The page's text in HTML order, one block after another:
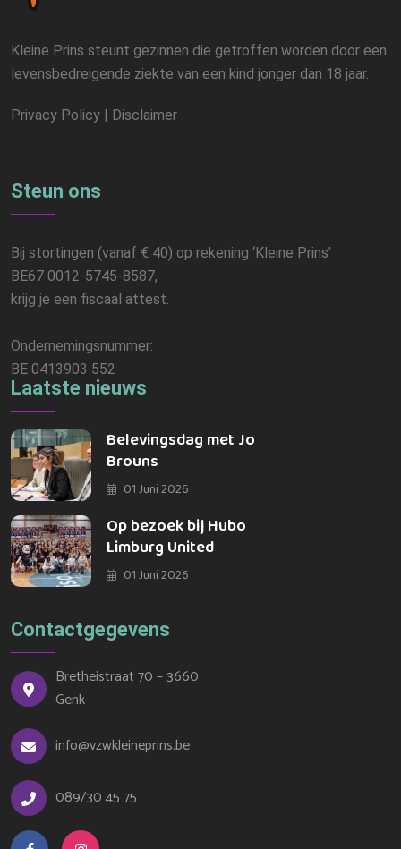
Kleine Prins steunt gezinnen die getroffen worden door een
levensbedreigende ziekte van een kind jonger dan 18 jaar.
Privacy Policy | Disclaimer
Steun ons
Bij stortingen (vanaf € 40) op rekening ‘Kleine Prins’
BE67 0012-5745-8587,
krijg je een fiscaal attest.
Ondernemingsnummer:
BE 0413903 552
Laatste nieuws
Belevingsdag met Jo
Brouns
01 Juni 2026
Op bezoek bij Hubo
Limburg United
01 Juni 2026
Contactgegevens
Bretheistraat 70 – 3660
Genk
info@vzwkleineprins.be
089/30 45 75